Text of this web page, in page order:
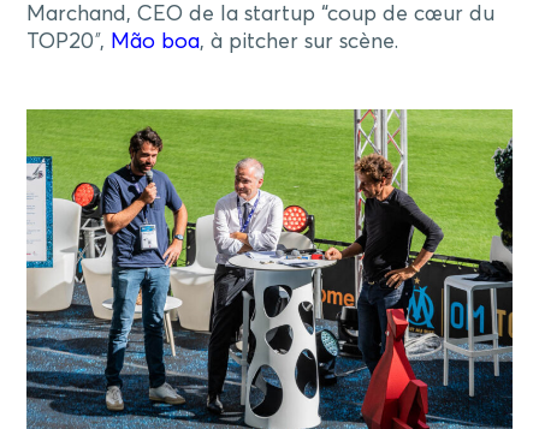
Marchand, CEO de la startup “coup de cœur du
TOP20”, Mão boa, à pitcher sur scène.